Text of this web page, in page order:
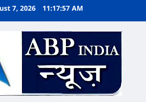
7, 2026 11:17:58 AM